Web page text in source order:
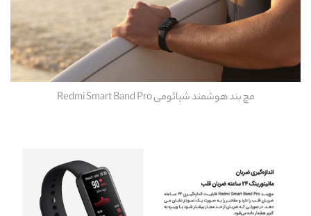
مچ بند هوشمند شیائومی Redmi Smart Band Pro